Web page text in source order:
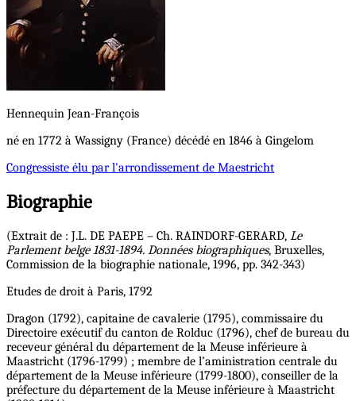
Hennequin Jean-François
né en 1772 à Wassigny (France) décédé en 1846 à Gingelom
Congressiste élu par l'arrondissement de Maestricht
Biographie
(Extrait de : J.L. DE PAEPE – Ch. RAINDORF-GERARD, Le
Parlement belge 1831-1894. Données biographiques, Bruxelles,
Commission de la biographie nationale, 1996, pp. 342-343)
Etudes de droit à Paris, 1792
Dragon (1792), capitaine de cavalerie (1795), commissaire du
Directoire exécutif du canton de Rolduc (1796), chef de bureau du
receveur général du département de la Meuse inférieure à
Maastricht (1796-1799) ; membre de l’aministration centrale du
département de la Meuse inférieure (1799-1800), conseiller de la
préfecture du département de la Meuse inférieure à Maastricht